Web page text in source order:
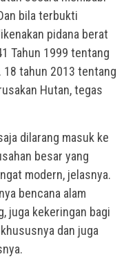
bila terbukti
pidana berat
Tahun 1999 tentang
18 tahun 2013 tentang
Hutan, tegas
dilarang masuk ke
besar yang
modern, jelasnya.
bencana alam
juga kekeringan bagi
dan juga